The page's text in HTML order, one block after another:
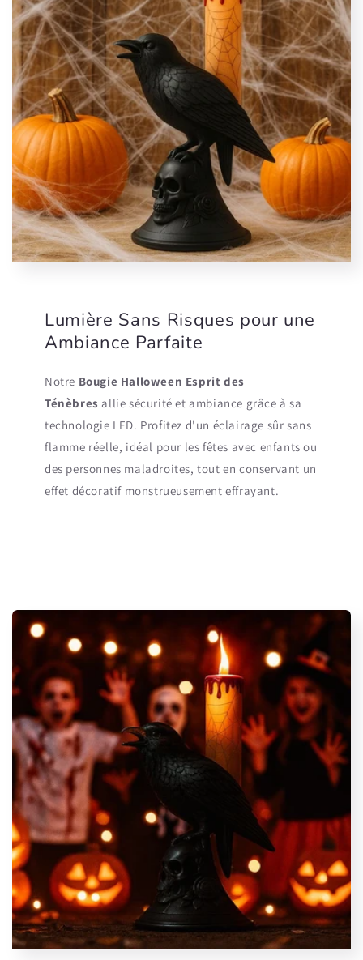
Lumière Sans Risques pour une
Ambiance Parfaite
Notre Bougie Halloween Esprit des
Ténèbres allie sécurité et ambiance grâce à sa
technologie LED. Profitez d'un éclairage sûr sans
flamme réelle, idéal pour les fêtes avec enfants ou
des personnes maladroites, tout en conservant un
effet décoratif monstrueusement effrayant.